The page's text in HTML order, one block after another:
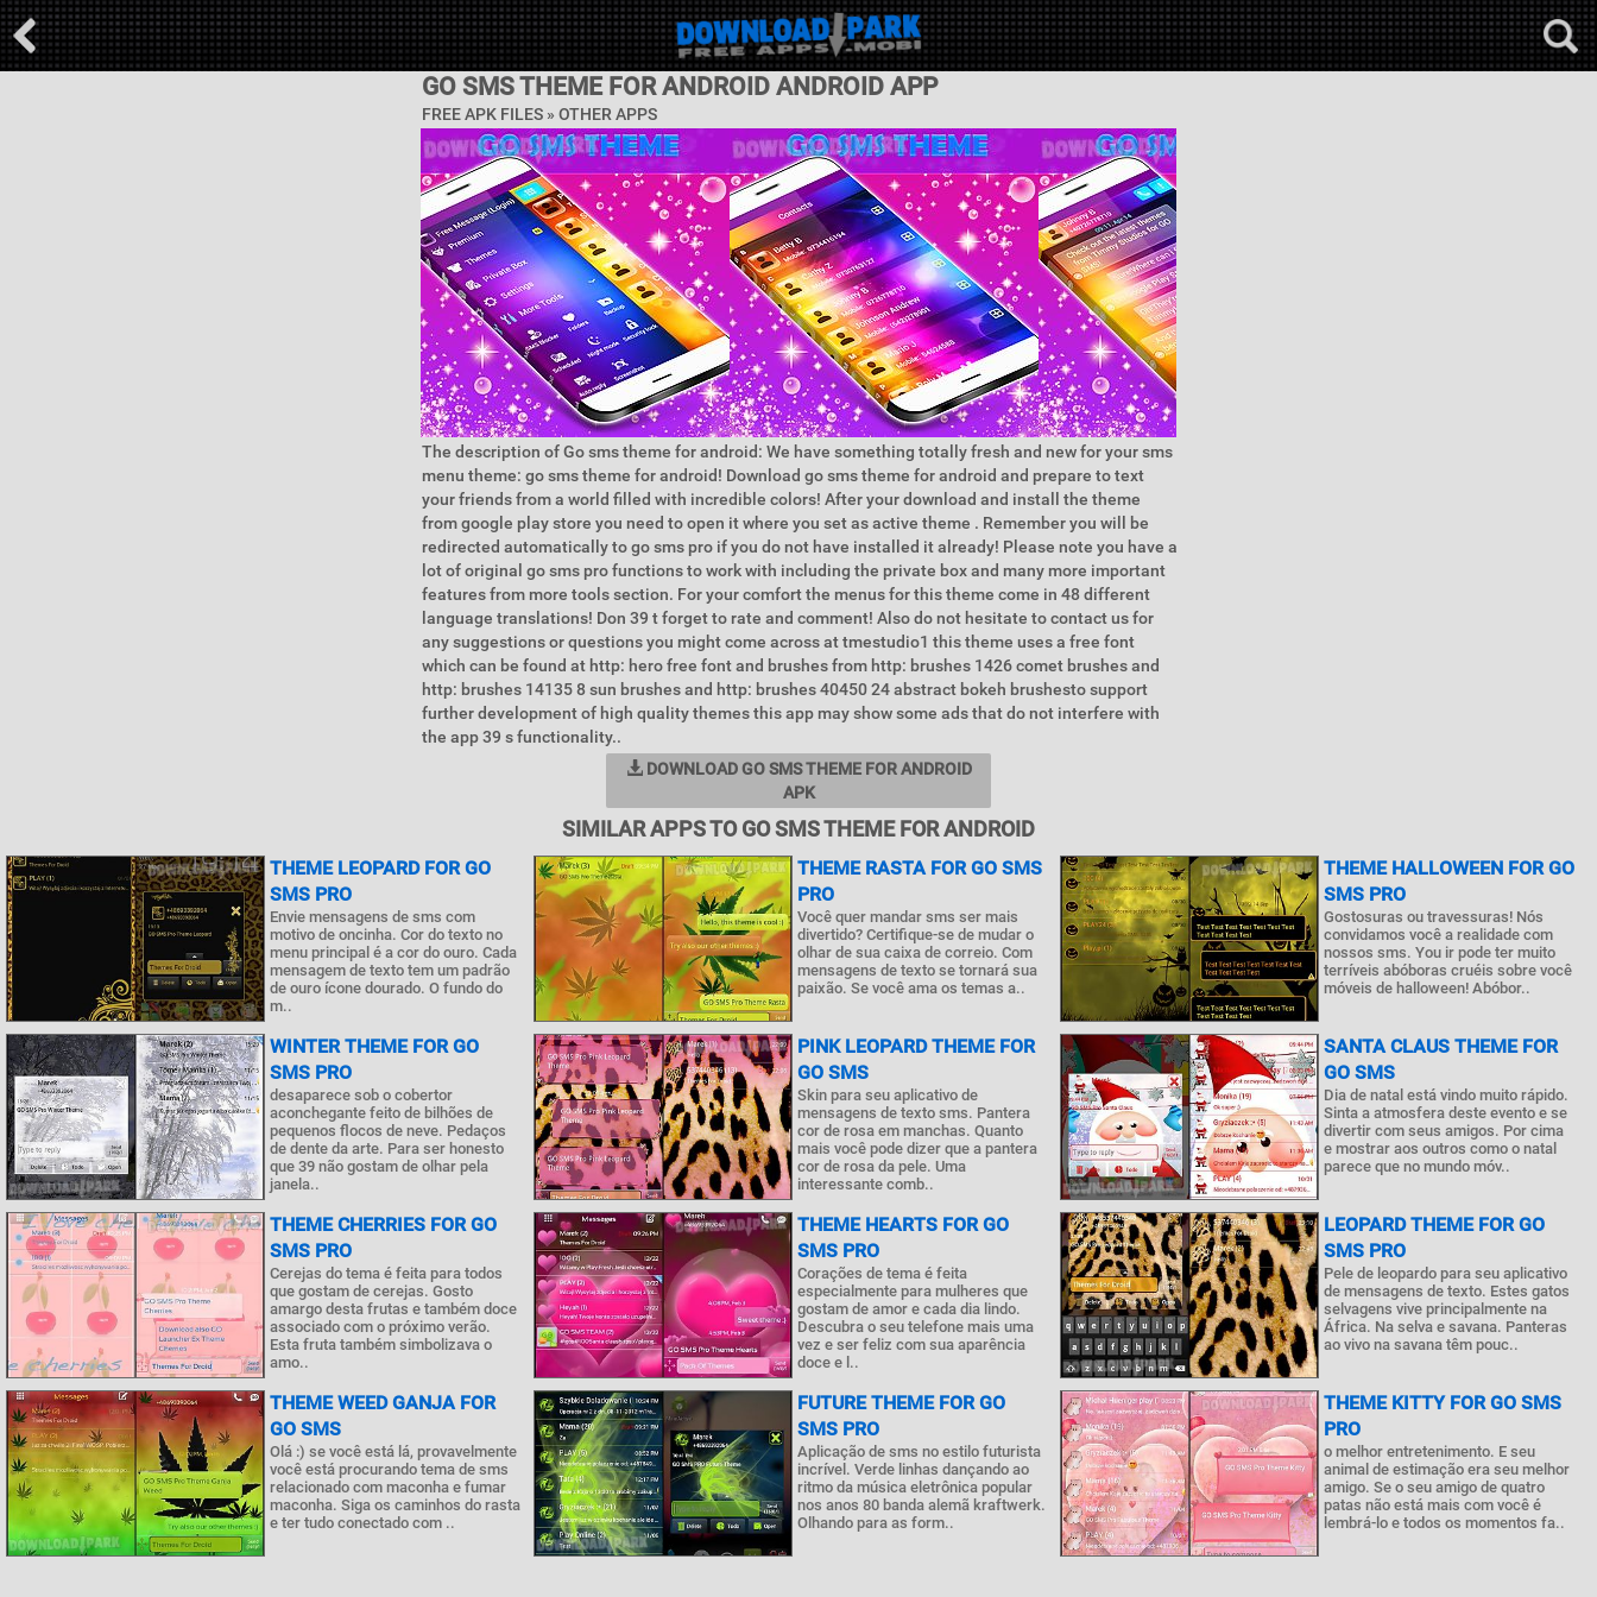
GO SMS THEME FOR ANDROID ANDROID APP
FREE APK FILES » OTHER APPS
The description of Go sms theme for android: We have something totally fresh and new for your sms
menu theme: go sms theme for android! Download go sms theme for android and prepare to text
your friends from a world filled with incredible colors! After your download and install the theme
from google play store you need to open it where you set as active theme . Remember you will be
redirected automatically to go sms pro if you do not have installed it already! Please note you have a
lot of original go sms pro functions to work with including the private box and many more important
features from more tools section. For your comfort the menus for this theme come in 48 different
language translations! Don 39 t forget to rate and comment! Also do not hesitate to contact us for
any suggestions or questions you might come across at tmestudio1 this theme uses a free font
which can be found at http: hero free font and brushes from http: brushes 1426 comet brushes and
http: brushes 14135 8 sun brushes and http: brushes 40450 24 abstract bokeh brushesto support
further development of high quality themes this app may show some ads that do not interfere with
the app 39 s functionality..
DOWNLOAD GO SMS THEME FOR ANDROID
APK
SIMILAR APPS TO GO SMS THEME FOR ANDROID
THEME LEOPARD FOR GO
SMS PRO
Envie mensagens de sms com
motivo de oncinha. Cor do texto no
menu principal é a cor do ouro. Cada
mensagem de texto tem um padrão
de ouro ícone dourado. O fundo do
m..
THEME RASTA FOR GO SMS
PRO
Você quer mandar sms ser mais
divertido? Certifique-se de mudar o
olhar de sua caixa de correio. Com
mensagens de texto se tornará sua
paixão. Se você ama os temas a..
THEME HALLOWEEN FOR GO
SMS PRO
Gostosuras ou travessuras! Nós
convidamos você a realidade com
nossos sms. You ir pode ter muito
terríveis abóboras cruéis sobre você
móveis de halloween! Abóbor..
WINTER THEME FOR GO
SMS PRO
desaparece sob o cobertor
aconchegante feito de bilhões de
pequenos flocos de neve. Pedaços
de dente da arte. Para ser honesto
que 39 não gostam de olhar pela
janela..
PINK LEOPARD THEME FOR
GO SMS
Skin para seu aplicativo de
mensagens de texto sms. Pantera
cor de rosa em manchas. Quanto
mais você pode dizer que a pantera
cor de rosa da pele. Uma
interessante comb..
SANTA CLAUS THEME FOR
GO SMS
Dia de natal está vindo muito rápido.
Sinta a atmosfera deste evento e se
divertir com seus amigos. Por cima
e mostrar aos outros como o natal
parece que no mundo móv..
THEME CHERRIES FOR GO
SMS PRO
Cerejas do tema é feita para todos
que gostam de cerejas. Gosto
amargo desta frutas e também doce
associado com o próximo verão.
Esta fruta também simbolizava o
amo..
THEME HEARTS FOR GO
SMS PRO
Corações de tema é feita
especialmente para mulheres que
gostam de amor e cada dia lindo.
Descubra o seu telefone mais uma
vez e ser feliz com sua aparência
doce e l..
LEOPARD THEME FOR GO
SMS PRO
Pele de leopardo para seu aplicativo
de mensagens de texto. Estes gatos
selvagens vive principalmente na
África. Na selva e savana. Panteras
ao vivo na savana têm pouc..
THEME WEED GANJA FOR
GO SMS
Olá :) se você está lá, provavelmente
você está procurando tema de sms
relacionado com maconha e fumar
maconha. Siga os caminhos do rasta
e ter tudo conectado com ..
FUTURE THEME FOR GO
SMS PRO
Aplicação de sms no estilo futurista
incrível. Verde linhas dançando ao
ritmo da música eletrônica popular
nos anos 80 banda alemã kraftwerk.
Olhando para as form..
THEME KITTY FOR GO SMS
PRO
o melhor entretenimento. E seu
animal de estimação era seu melhor
amigo. Se o seu amigo de quatro
patas não está mais com você é
lembrá-lo e todos os momentos fa..